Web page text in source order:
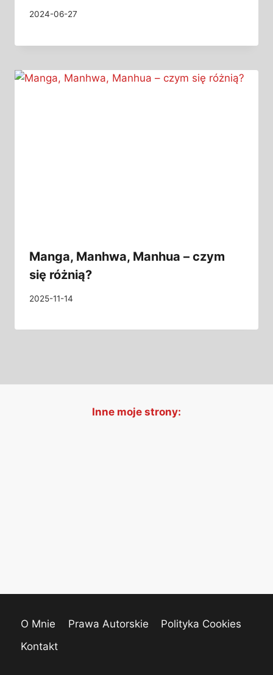
2024-06-27
Manga, Manhwa, Manhua – czym
się różnią?
2025-11-14
Inne moje strony:
O Mnie Prawa Autorskie
Polityka Cookies
Kontakt